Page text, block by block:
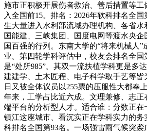
施市正积极开展伤者救治、善后措置等工
入全国前15。排名：2026年软科排名全
生大量进入水利部流域办理机构、各省水
国能建、三峡集团、国度电网等渡水央企
国百强的行列。东南大学的“将来机械人”
业。第四轮学科评估中，校友会排名全国
是“处所985”。其双一流扶植学科更是多
建建学、土木匠程、电子科学取手艺等皆
日又被全体议员以255票的压服性大都奉
年来，工学占比近六成。文理兼修、志正
端平台的分析型人才。适合谁：分数正在
镇江这座城市、看沉实正在学科实力的务
科排名全国第93名。一场强雷雨气候突袭